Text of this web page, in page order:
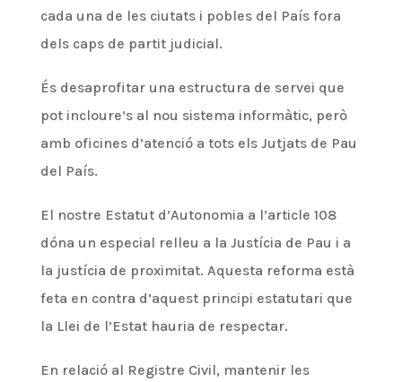
cada una de les ciutats i pobles del País fora
dels caps de partit judicial.
És desaprofitar una estructura de servei que
pot incloure’s al nou sistema informàtic, però
amb oficines d’atenció a tots els Jutjats de Pau
del País.
El nostre Estatut d’Autonomia a l’article 108
dóna un especial relleu a la Justícia de Pau i a
la justícia de proximitat. Aquesta reforma està
feta en contra d’aquest principi estatutari que
la Llei de l’Estat hauria de respectar.
En relació al Registre Civil, mantenir les